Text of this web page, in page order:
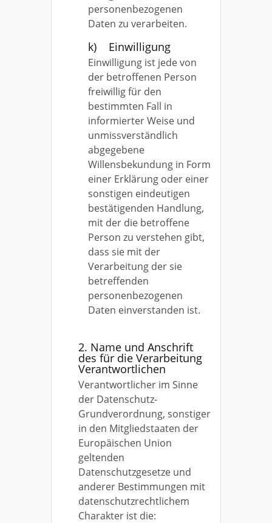
personenbezogenen
Daten zu verarbeiten.
k) Einwilligung
Einwilligung ist jede von
der betroffenen Person
freiwillig für den
bestimmten Fall in
informierter Weise und
unmissverständlich
abgegebene
Willensbekundung in Form
einer Erklärung oder einer
sonstigen eindeutigen
bestätigenden Handlung,
mit der die betroffene
Person zu verstehen gibt,
dass sie mit der
Verarbeitung der sie
betreffenden
personenbezogenen
Daten einverstanden ist.
2. Name und Anschrift
des für die Verarbeitung
Verantwortlichen
Verantwortlicher im Sinne
der Datenschutz-
Grundverordnung, sonstiger
in den Mitgliedstaaten der
Europäischen Union
geltenden
Datenschutzgesetze und
anderer Bestimmungen mit
datenschutzrechtlichem
Charakter ist die: